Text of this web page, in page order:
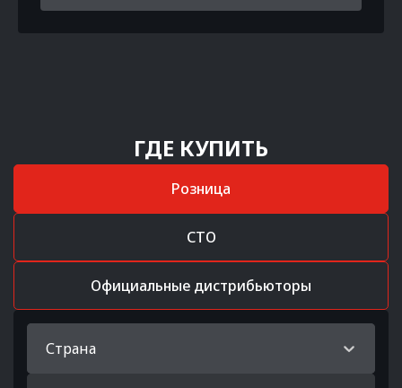
ГДЕ КУПИТЬ
Розница
СТО
Официальные дистрибьюторы
Страна